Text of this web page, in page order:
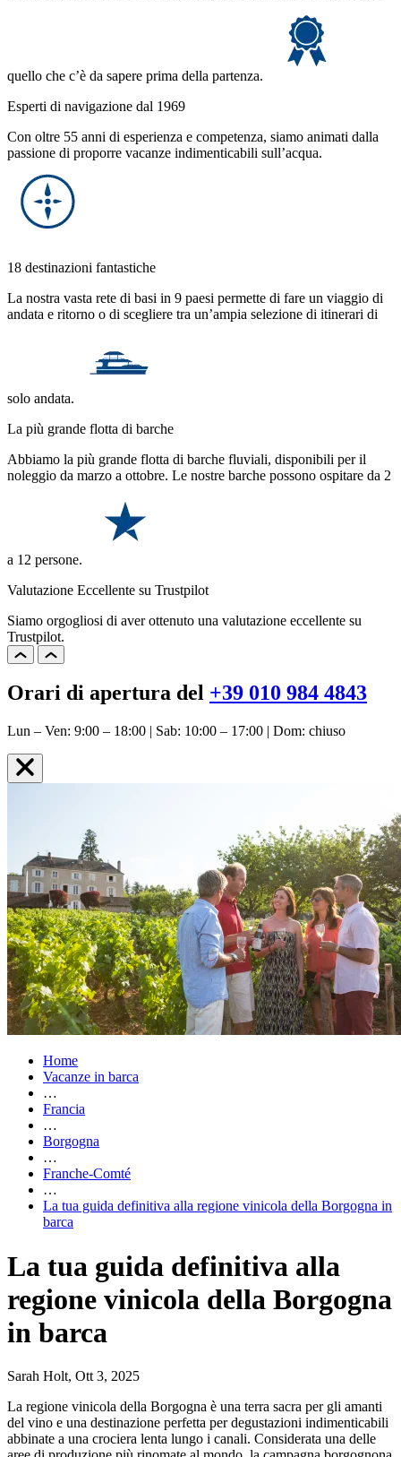
quello che c’è da sapere prima della partenza.
Esperti di navigazione dal 1969
Con oltre 55 anni di esperienza e competenza, siamo animati dalla
passione di proporre vacanze indimenticabili sull’acqua.
18 destinazioni fantastiche
La nostra vasta rete di basi in 9 paesi permette di fare un viaggio di
andata e ritorno o di scegliere tra un’ampia selezione di itinerari di
solo andata.
La più grande flotta di barche
Abbiamo la più grande flotta di barche fluviali, disponibili per il
noleggio da marzo a ottobre. Le nostre barche possono ospitare da 2
a 12 persone.
Valutazione Eccellente su Trustpilot
Siamo orgogliosi di aver ottenuto una valutazione eccellente su
Trustpilot.
Orari di apertura del +39 010 984 4843
Lun – Ven: 9:00 – 18:00 | Sab: 10:00 – 17:00 | Dom: chiuso
Home
Vacanze in barca
…
Francia
…
Borgogna
…
Franche-Comté
…
La tua guida definitiva alla regione vinicola della Borgogna in
barca
La tua guida definitiva alla
regione vinicola della Borgogna
in barca
Sarah Holt, Ott 3, 2025
La regione vinicola della Borgogna è una terra sacra per gli amanti
del vino e una destinazione perfetta per degustazioni indimenticabili
abbinate a una crociera lenta lungo i canali. Considerata una delle